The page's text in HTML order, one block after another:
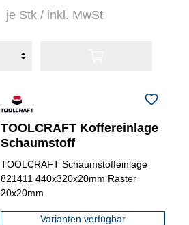
je Stk / inkl. MwSt
TOOLCRAFT Koffereinlage
Schaumstoff
TOOLCRAFT Schaumstoffeinlage
821411 440x320x20mm Raster
20x20mm
Varianten verfügbar